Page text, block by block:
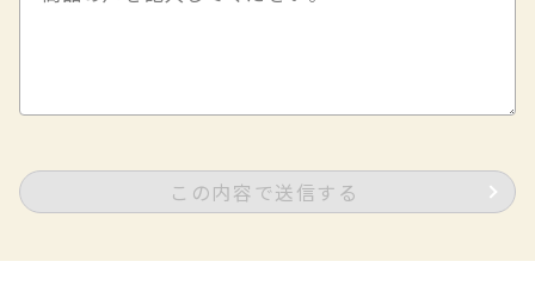
この内容で送信する